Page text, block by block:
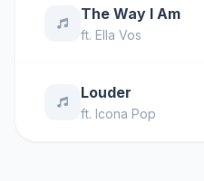
The Way I Am
ft. Ella Vos
Louder
ft. Icona Pop